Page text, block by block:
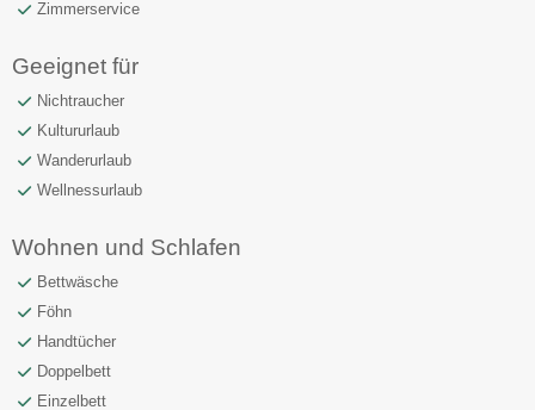
Zimmerservice
Geeignet für
Nichtraucher
Kultururlaub
Wanderurlaub
Wellnessurlaub
Wohnen und Schlafen
Bettwäsche
Föhn
Handtücher
Doppelbett
Einzelbett